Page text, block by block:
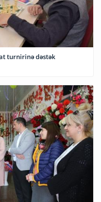
turnirinə dəstək